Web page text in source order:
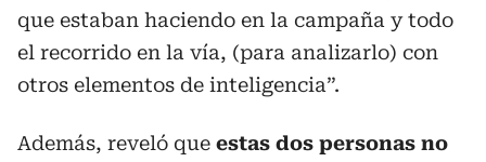
que estaban haciendo en la campaña y todo
el recorrido en la vía, (para analizarlo) con
otros elementos de inteligencia”.
Además, reveló que estas dos personas no